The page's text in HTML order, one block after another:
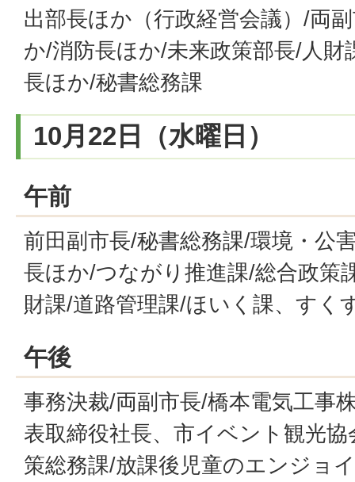
出部長ほか（行政経営会議）/両
か/消防長ほか/未来政策部長/人財
長ほか/秘書総務課
10月22日（水曜日）
午前
前田副市長/秘書総務課/環境・公
長ほか/つながり推進課/総合政策
財課/道路管理課/ほいく課、すく
午後
事務決裁/両副市長/橋本電気工事
表取締役社長、市イベント観光
策総務課/放課後児童のエンジョ